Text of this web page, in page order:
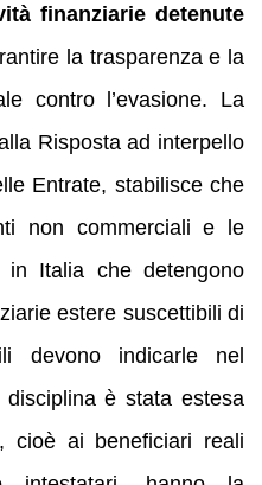
finanziarie detenute
la trasparenza e la
contro l’evasione. La
Risposta ad interpello
Entrate, stabilisce che
non commerciali e le
in Italia che detengono
estere suscettibili di
devono indicarle nel
è stata estesa
, cioè ai beneficiari reali